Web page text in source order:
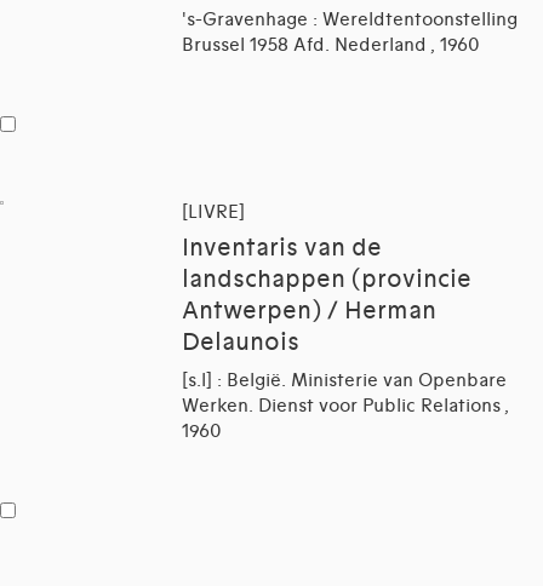
's-Gravenhage : Wereldtentoonstelling
Brussel 1958 Afd. Nederland , 1960
[LIVRE]
Inventaris van de
landschappen (provincie
Antwerpen) / Herman
Delaunois
[s.l] : België. Ministerie van Openbare
Werken. Dienst voor Public Relations ,
1960